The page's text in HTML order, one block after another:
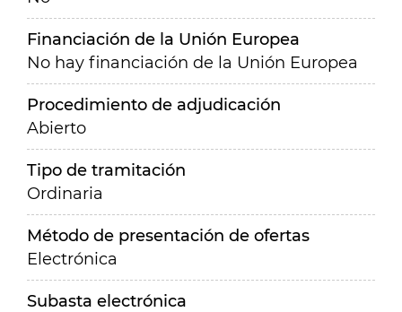
Financiación de la Unión Europea
No hay financiación de la Unión Europea
Procedimiento de adjudicación
Abierto
Tipo de tramitación
Ordinaria
Método de presentación de ofertas
Electrónica
Subasta electrónica